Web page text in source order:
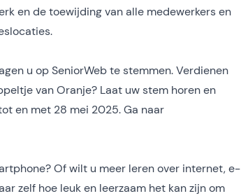
en de toewijding van alle medewerkers en
u op SeniorWeb te stemmen. Verdienen
van Oranje? Laat uw stem horen en
en met 28 mei 2025.Ga naar
Of wilt u meer leren over internet, e-
zelf hoe leuk en leerzaam het kan zijn om